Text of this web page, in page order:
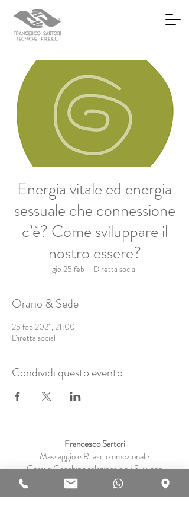
Energia vitale ed energia
sessuale che connessione
c’è? Come sviluppare il
nostro essere?
gio 25 feb
  |
Diretta social
Orario & Sede
25 feb 2021, 21:00
Diretta social
Condividi questo evento
Francesco Sartori
Massaggio e Rilascio emozionale
Corsi e Coaching relazionale su Sviluppo
personale,
Sessualità consapevole e Tantra